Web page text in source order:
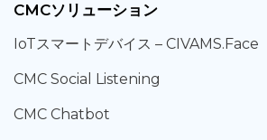
CMCソリューション
IoTスマートデバイス – CIVAMS.Face
CMC Social Listening
CMC Chatbot